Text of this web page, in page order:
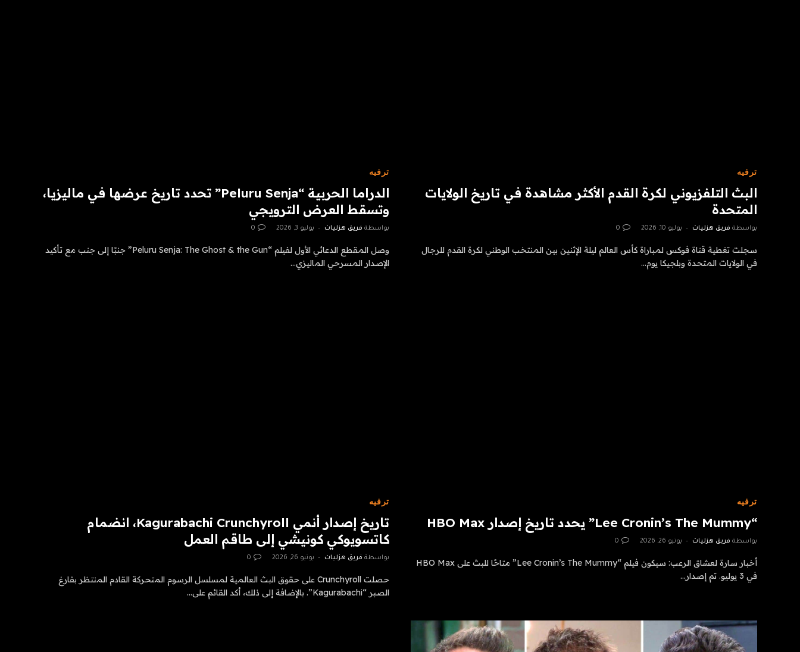
ترفيه
البث التلفزيوني لكرة القدم الأكثر مشاهدة في تاريخ الولايات
المتحدة
بواسطة فريق هزليات يوليو 10, 2026 0
سجلت تغطية قناة فوكس لمباراة كأس العالم ليلة الإثنين بين المنتخب الوطني لكرة القدم للرجال
في الولايات المتحدة وبلجيكا يوم…
ترفيه
الدراما الحربية “Peluru Senja” تحدد تاريخ عرضها في ماليزيا،
وتسقط العرض الترويجي
بواسطة فريق هزليات يوليو 3, 2026 0
وصل المقطع الدعائي الأول لفيلم “Peluru Senja: The Ghost & the Gun” جنبًا إلى جنب مع تأكيد
الإصدار المسرحي الماليزي…
ترفيه
“Lee Cronin’s The Mummy” يحدد تاريخ إصدار HBO Max
بواسطة فريق هزليات يونيو 26, 2026 0
أخبار سارة لعشاق الرعب: سيكون فيلم “Lee Cronin’s The Mummy” متاحًا للبث على HBO Max
في 3 يوليو. تم إصدار…
ترفيه
تاريخ إصدار أنمي Kagurabachi Crunchyroll، انضمام
كاتسويوكي كونيشي إلى طاقم العمل
بواسطة فريق هزليات يونيو 26, 2026 0
حصلت Crunchyroll على حقوق البث العالمية لمسلسل الرسوم المتحركة القادم المنتظر بفارغ
الصبر “Kagurabachi”. بالإضافة إلى ذلك، أكد القائم على…